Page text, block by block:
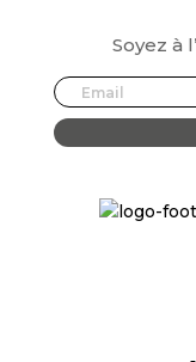
Soyez à